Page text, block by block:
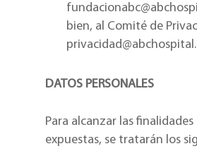
bien, al Comité de
DATOS PERSONALES
Para alcanzar las
expuestas, se tratarán los